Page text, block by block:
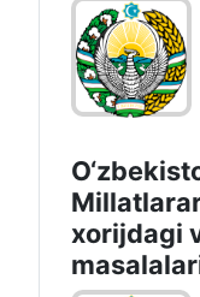
xorijdagi